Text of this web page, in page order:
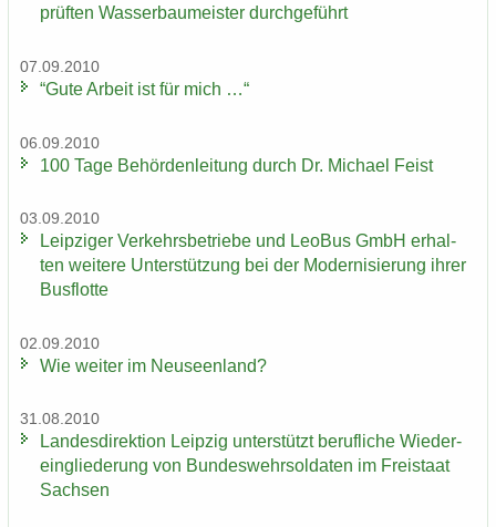
prüf­ten Was­ser­bau­meis­ter durch­ge­führt
07.09.2010
“Gute Ar­beit ist für mich …“
06.09.2010
100 Tage Be­hör­den­lei­tung durch Dr. Mi­cha­el Feist
03.09.2010
Leip­zi­ger Ver­kehrs­be­trie­be und LeoBus GmbH er­hal­
ten wei­te­re Un­ter­stüt­zung bei der Mo­der­ni­sie­rung ihrer
Bus­flot­te
02.09.2010
Wie wei­ter im Neu­seen­land?
31.08.2010
Lan­des­di­rek­ti­on Leip­zig un­ter­stützt be­ruf­li­che Wie­der­
ein­glie­de­rung von Bun­des­wehr­sol­da­ten im Frei­staat
Sach­sen